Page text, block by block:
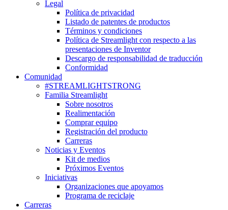
Legal
Política de privacidad
Listado de patentes de productos
Términos y condiciones
Política de Streamlight con respecto a las
presentaciones de Inventor
Descargo de responsabilidad de traducción
Conformidad
Comunidad
#STREAMLIGHTSTRONG
Familia Streamlight
Sobre nosotros
Realimentación
Comprar equipo
Registración del producto
Carreras
Noticias y Eventos
Kit de medios
Próximos Eventos
Iniciativas
Organizaciones que apoyamos
Programa de reciclaje
Carreras